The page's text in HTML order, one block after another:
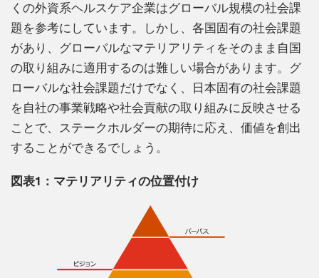
くの外資系ヘルスケア企業はグローバル規模の社会課
題を参考にしています。しかし、各国固有の社会課題
があり、グローバルなマテリアリティをそのまま自国
の取り組みに適用するのは難しい場合があります。グ
ローバルな社会課題だけでなく、日本固有の社会課題
を自社の事業戦略や社会貢献の取り組みに反映させる
ことで、ステークホルダーの期待に応え、価値を創出
することができるでしょう。
図表1：マテリアリティの位置付け